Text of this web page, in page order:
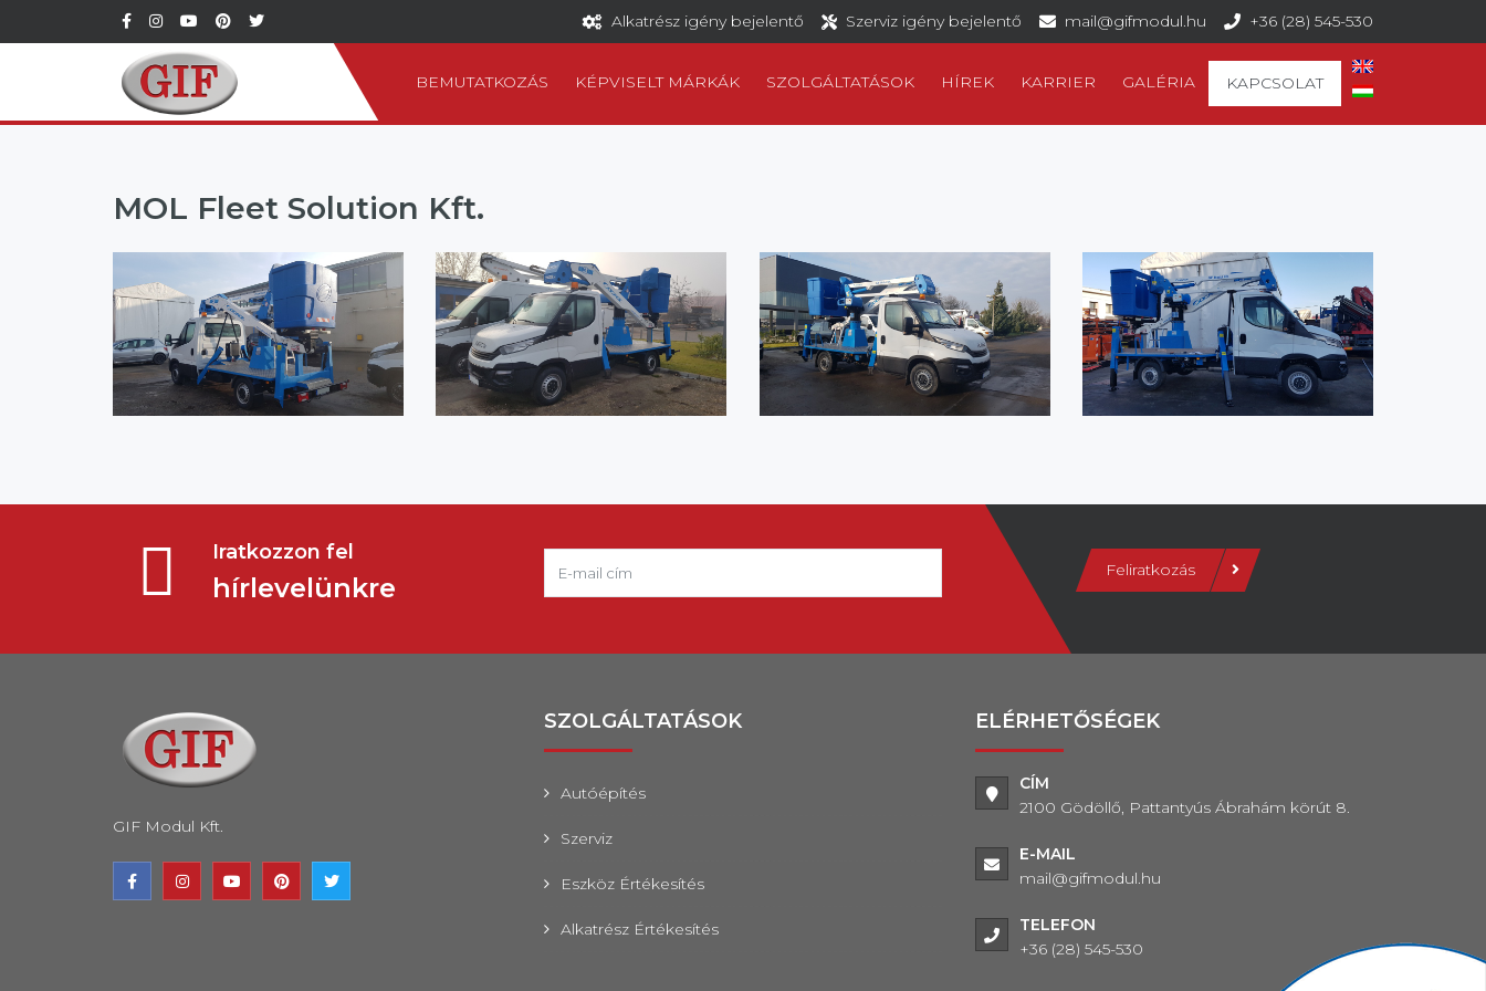
Alkatrész igény bejelentő Szerviz igény bejelentő mail@gifmodul.hu +36 (28) 545-530
BEMUTATKOZÁS KÉPVISELT MÁRKÁK SZOLGÁLTATÁSOK HÍREK KARRIER GALÉRIA KAPCSOLAT
MOL Fleet Solution Kft.
Iratkozzon fel
hírlevelünkre
Feliratkozás
GIF Modul Kft.
SZOLGÁLTATÁSOK
Autóépítés
Szerviz
Eszköz Értékesítés
Alkatrész Értékesítés
ELÉRHETŐSÉGEK
CÍM
2100 Gödöllő, Pattantyús Ábrahám körút 8.
E-MAIL
mail@gifmodul.hu
TELEFON
+36 (28) 545-530